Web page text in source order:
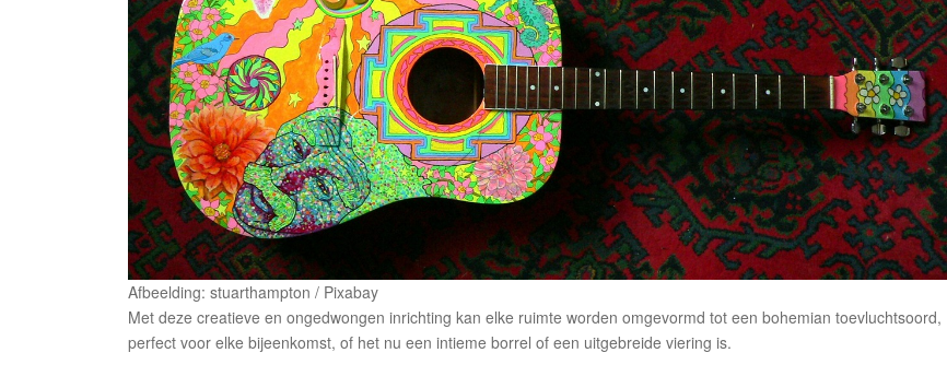
Afbeelding: stuarthampton / Pixabay
Met deze creatieve en ongedwongen inrichting kan elke ruimte worden omgevormd tot een bohemian toevluchtsoord,
perfect voor elke bijeenkomst, of het nu een intieme borrel of een uitgebreide viering is.